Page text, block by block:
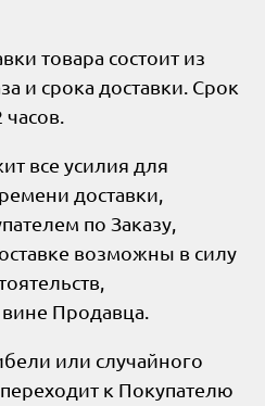
товара состоит из
и срока доставки. Срок
все усилия для
доставки,
по Заказу,
возможны в силу
Продавца.
или случайного
к Покупателю